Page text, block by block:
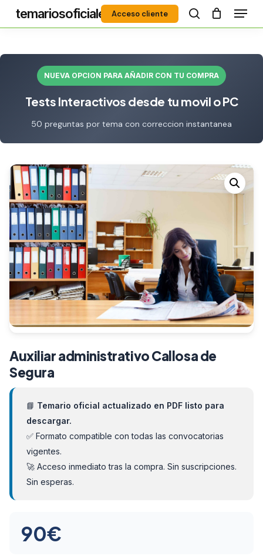
content
temariosoficiales
Acceso cliente
search
Menú
NUEVA OPCION PARA AÑADIR CON TU COMPRA
Tests Interactivos desde tu movil o PC
50 preguntas por tema con correccion instantanea
Auxiliar administrativo Callosa de
Segura
📘 Temario oficial actualizado en PDF listo para
descargar.
✅ Formato compatible con todas las convocatorias
vigentes.
🚀 Acceso inmediato tras la compra. Sin suscripciones.
Sin esperas.
90€